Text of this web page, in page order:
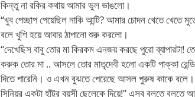
কিন্তু না রকির কথায় আমার ভুল ভাঙলো।
“খুব পেচ্ছাপ পেয়েছিল নাকি আন্টি? আমার চোদন খেতে
বলে খুশি হয়ে আবার ঠাপানো শুরু করলো।
“দেখেছিস বাবু তোর মা কিরকম এনজয় করছে পুরো
করুক তোর মা .. আসলে তোর মাতৃদেবী হলো একটি পাক্কা
দিতে পারেনি। ও এখন বুঝতে পেরেছে আসল পুরুষ কাকে বলে।
সিনিয়র একটা হাঁটুর বয়সী ছেলেকে দিয়ে!” এসব বলতে বলতে